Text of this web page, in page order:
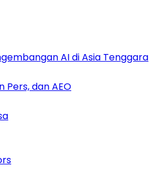
AI di Asia Tenggara
Pers, dan AEO